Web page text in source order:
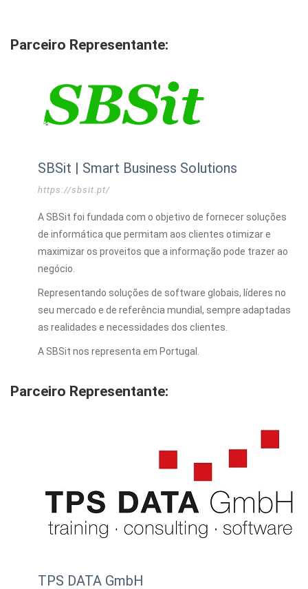
Parceiro Representante:
SBSit | Smart Business Solutions
https://sbsit.pt/
A SBSit foi fundada com o objetivo de fornecer soluções
de informática que permitam aos clientes otimizar e
maximizar os proveitos que a informação pode trazer ao
negócio.
Representando soluções de software globais, líderes no
seu mercado e de referência mundial, sempre adaptadas
as realidades e necessidades dos clientes.
A SBSit nos representa em Portugal.
Parceiro Representante:
TPS DATA GmbH